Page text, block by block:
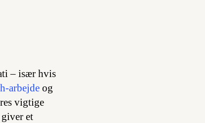
– især hvis
arbejde og
vigtige
et